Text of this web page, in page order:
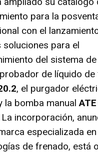
para la
con el
soluciones para el
del sistema
de líquido de
, el purgador
la bomba manual
La incorporación,
especializada en
de frenado, está